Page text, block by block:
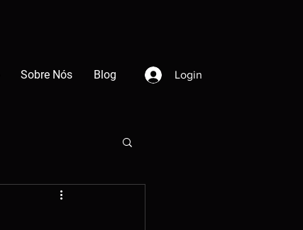
Sobre Nós Blog Login